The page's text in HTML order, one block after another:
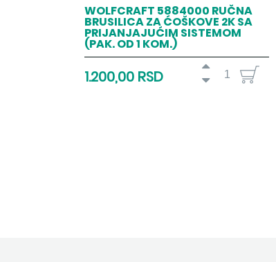
WOLFCRAFT 5884000 RUČNA
BRUSILICA ZA ĆOŠKOVE 2K SA
PRIJANJAJUĆIM SISTEMOM
(PAK. OD 1 KOM.)
1.200,00 RSD